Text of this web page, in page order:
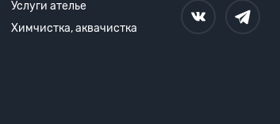
Услуги ателье
Химчистка, аквачистка